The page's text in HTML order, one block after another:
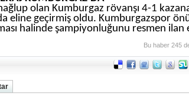
olan Kumburgaz rövanşı 4-1
eline geçirmiş oldu. Kumburgazspor
halinde şampiyonluğunu resmen ilan
Bu haber 245